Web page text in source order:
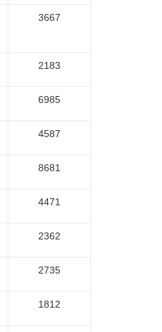
3667
2183
6985
4587
8681
4471
2362
2735
1812